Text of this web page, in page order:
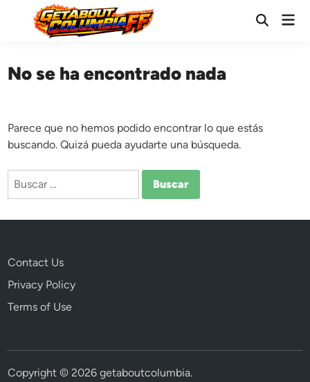
contenido
Abrir
No se ha encontrado nada
Parece que no hemos podido encontrar lo que estás
buscando. Quizá pueda ayudarte una búsqueda.
Buscar:
Contact Us
Privacy Policy
Terms of Use
Copyright © 2026getaboutcolumbia.